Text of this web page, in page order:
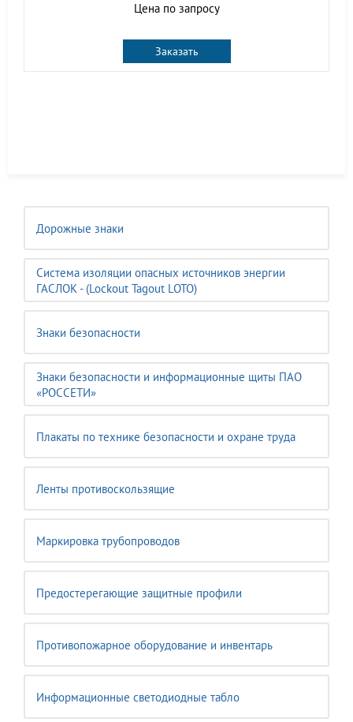
Дорожные знаки
Система изоляции опасных источников энергии
ГАСЛОК - (Lockout Tagout LOTO)
Знаки безопасности
Знаки безопасности и информационные щиты ПАО
«РОССЕТИ»
Плакаты по технике безопасности и охране труда
Ленты противоскользящие
Маркировка трубопроводов
Предостерегающие защитные профили
Противопожарное оборудование и инвентарь
Информационные светодиодные табло
Цена по запросу
Заказать